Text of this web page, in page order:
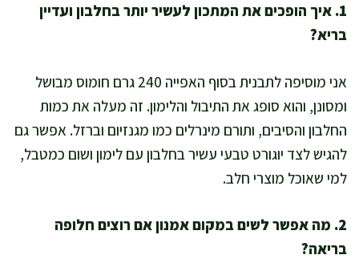
1. איך הופכים את המתכון לעשיר יותר בחלבון ועדיין
בריא?
אני מוסיפה לתבנית בסוף האפייה 240 גרם חומוס מבושל
ומסונן, והוא סופג את התיבול והלימון. זה מעלה את כמות
החלבון והסיבים, ותורם מינרלים כמו מגנזיום וברזל. אפשר גם
להגיש לצד יוגורט טבעי עשיר בחלבון עם לימון ושום כמטבל,
למי שאוכל מוצרי חלב.
2. מה אפשר לשים במקום אמנון אם רוצים חלופה
בריאה?